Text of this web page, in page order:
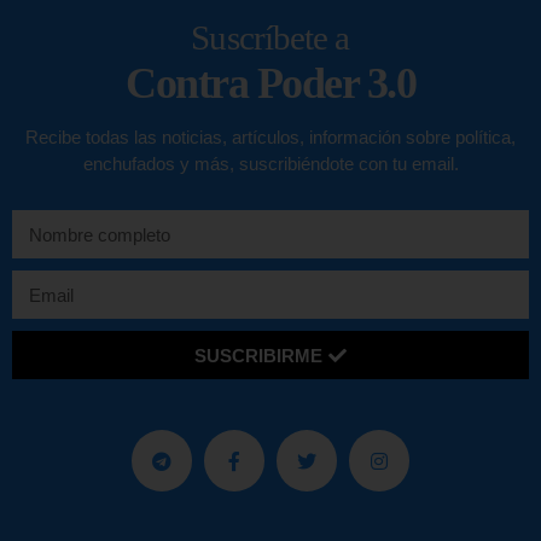
Suscríbete a
Contra Poder 3.0
Recibe todas las noticias, artículos, información sobre política,
enchufados y más, suscribiéndote con tu email.
SUSCRIBIRME